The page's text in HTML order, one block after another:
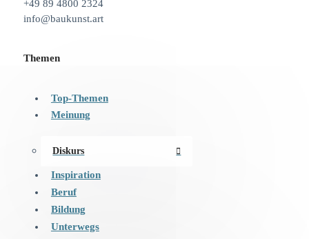
+49 89 4800 2324
info@baukunst.art
Themen
Top-Themen
Meinung
Diskurs
Inspiration
Beruf
Bildung
Unterwegs